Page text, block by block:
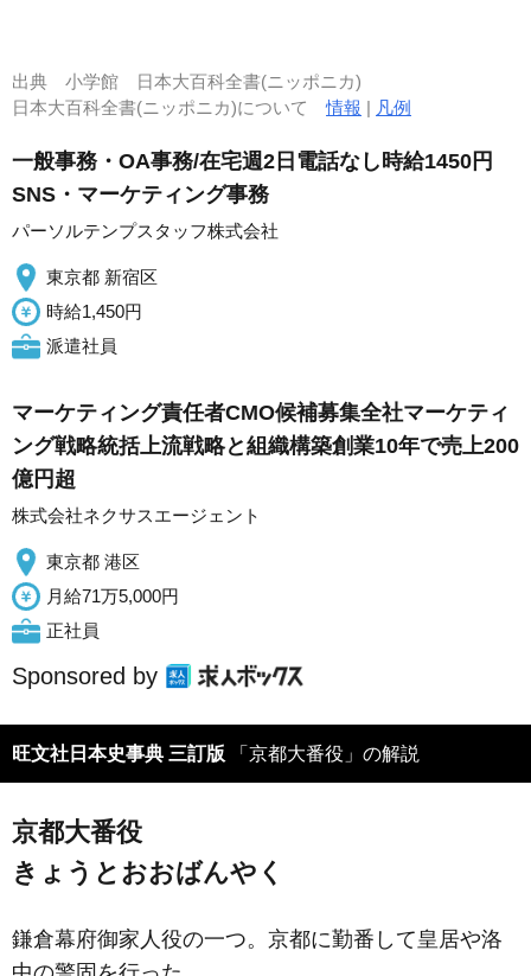
出典 小学館 日本大百科全書(ニッポニカ)
日本大百科全書(ニッポニカ)について情報 | 凡例
一般事務・OA事務/在宅週2日電話なし時給1450円
SNS・マーケティング事務
パーソルテンプスタッフ株式会社
東京都 新宿区
時給1,450円
派遣社員
マーケティング責任者CMO候補募集全社マーケティ
ング戦略統括上流戦略と組織構築創業10年で売上200
億円超
株式会社ネクサスエージェント
東京都 港区
月給71万5,000円
正社員
Sponsored by
旺文社日本史事典 三訂版 「京都大番役」の解説
京都大番役
きょうとおおばんやく
鎌倉幕府御家人役の一つ。京都に勤番して皇居や洛